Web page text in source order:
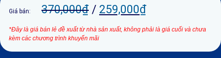
Giá bán: 370,000₫ / 259,000₫
*Đây là giá bán lẻ đề xuất từ nhà sản xuất, không phải là giá cuối và chưa
kèm các chương trình khuyến mãi